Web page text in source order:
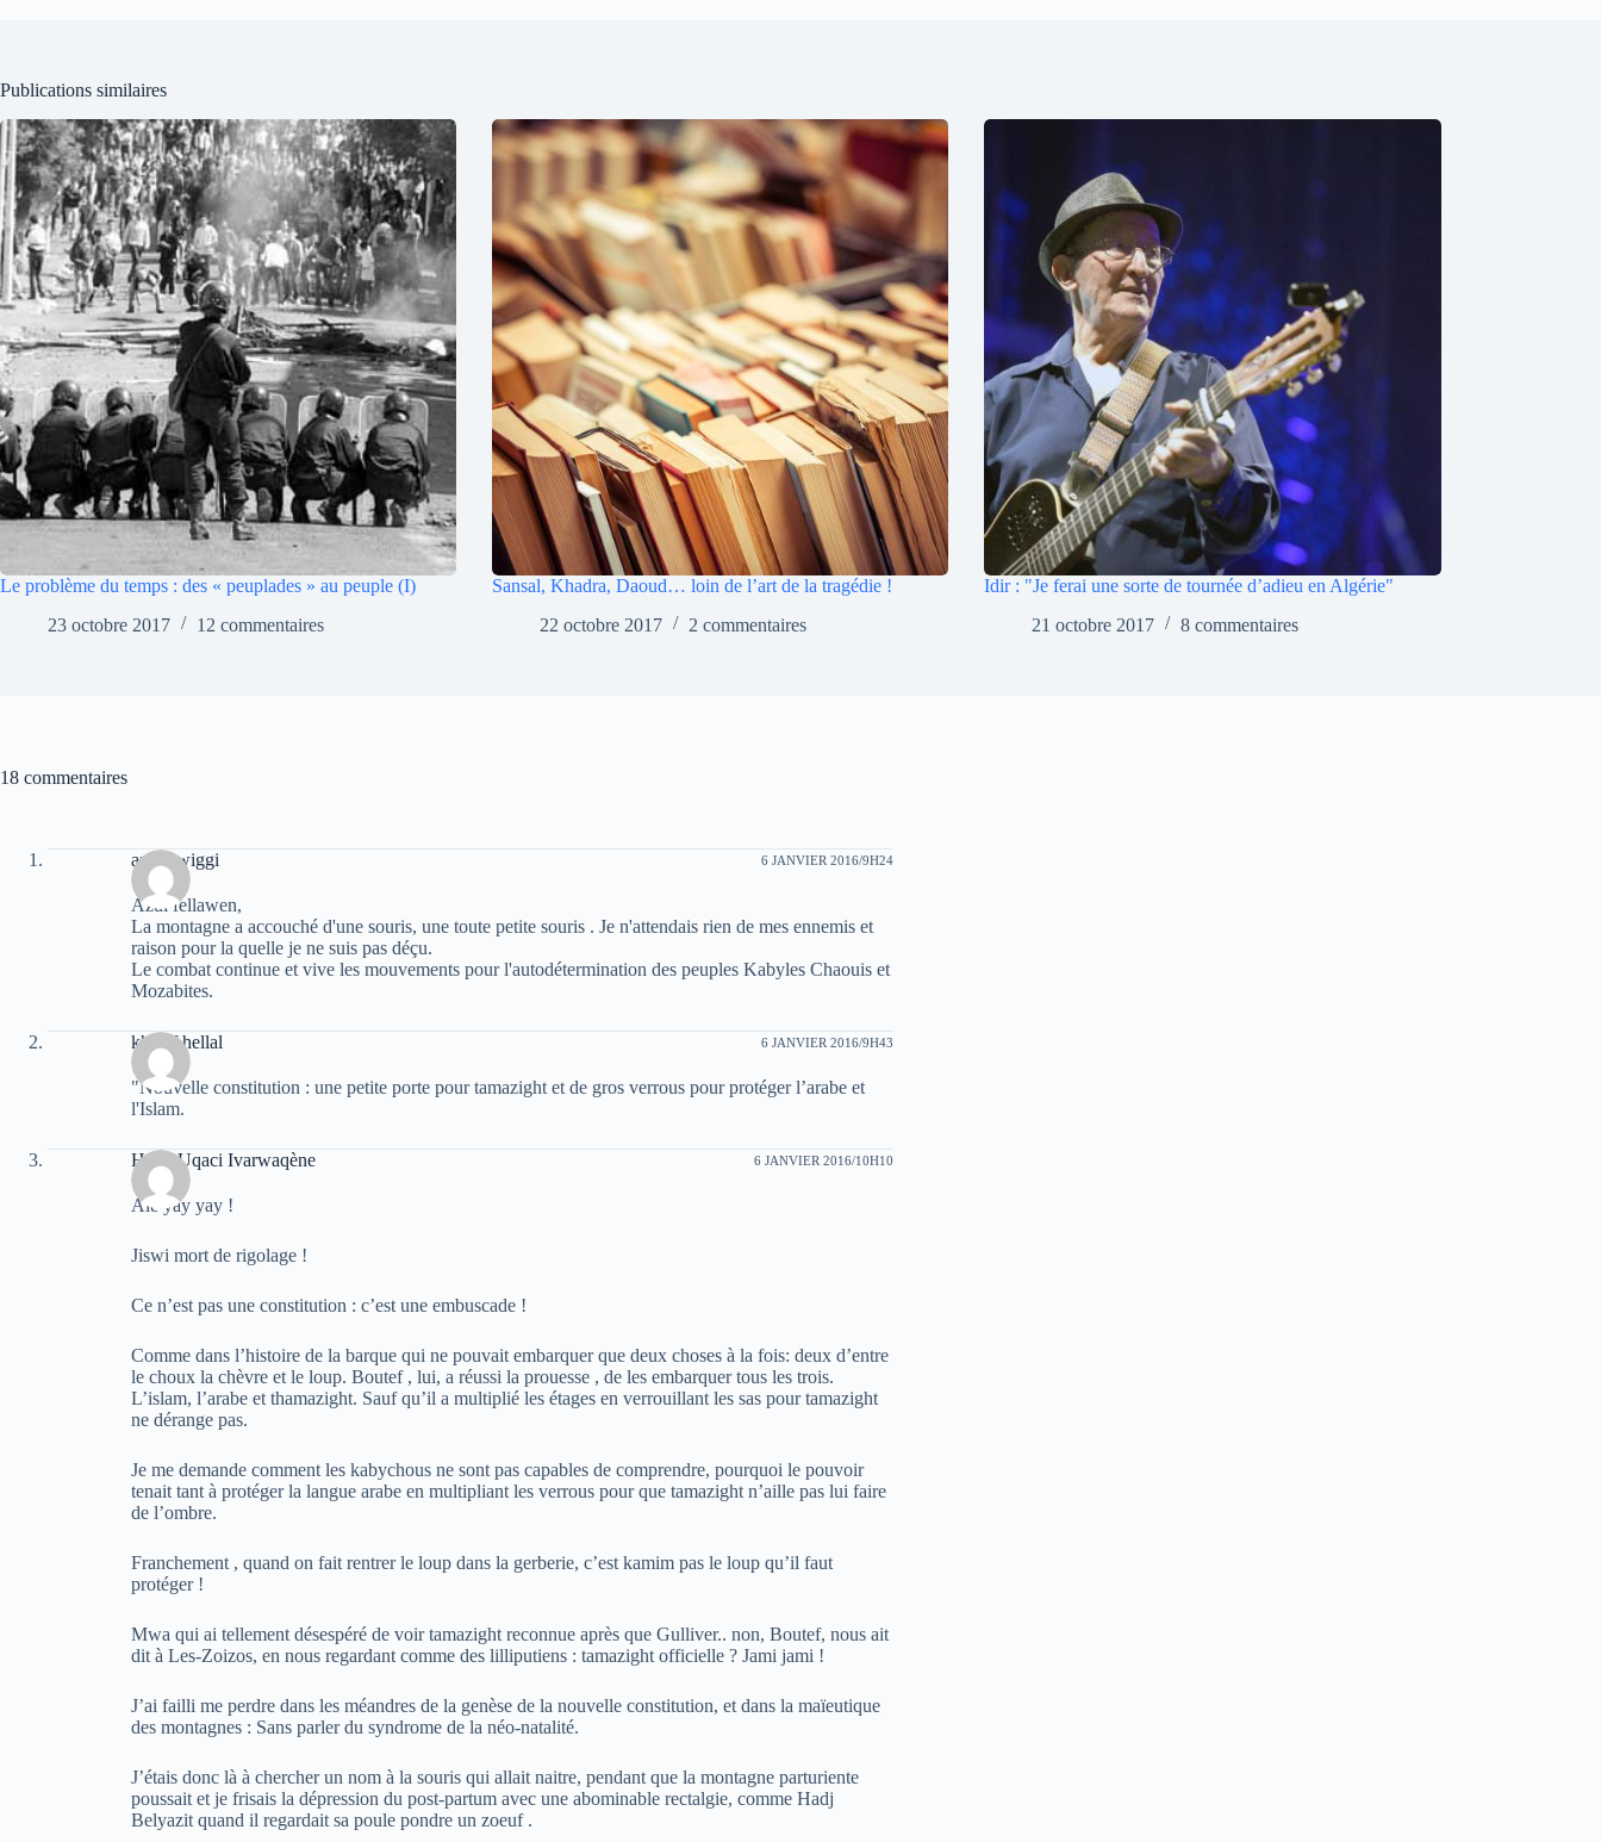
Publications similaires
Le problème du temps : des « peuplades » au peuple (I)
23 octobre 2017
12 commentaires
Sansal, Khadra, Daoud… loin de l’art de la tragédie !
22 octobre 2017
2 commentaires
Idir : "Je ferai une sorte de tournée d’adieu en Algérie"
21 octobre 2017
8 commentaires
18 commentaires
anwa wiggi 6 JANVIER 2016/9H24
Azul fellawen,
La montagne a accouché d'une souris, une toute petite souris . Je n'attendais rien de mes ennemis et
raison pour la quelle je ne suis pas déçu.
Le combat continue et vive les mouvements pour l'autodétermination des peuples Kabyles Chaouis et
Mozabites.
khelaf hellal 6 JANVIER 2016/9H43
"Nouvelle constitution : une petite porte pour tamazight et de gros verrous pour protéger l’arabe et
l'Islam.
Hend Uqaci Ivarwaqène 6 JANVIER 2016/10H10
Aie yay yay !
Jiswi mort de rigolage !
Ce n’est pas une constitution : c’est une embuscade !
Comme dans l’histoire de la barque qui ne pouvait embarquer que deux choses à la fois: deux d’entre
le choux la chèvre et le loup. Boutef , lui, a réussi la prouesse , de les embarquer tous les trois.
L’islam, l’arabe et thamazight. Sauf qu’il a multiplié les étages en verrouillant les sas pour tamazight
ne dérange pas.
Je me demande comment les kabychous ne sont pas capables de comprendre, pourquoi le pouvoir
tenait tant à protéger la langue arabe en multipliant les verrous pour que tamazight n’aille pas lui faire
de l’ombre.
Franchement , quand on fait rentrer le loup dans la gerberie, c’est kamim pas le loup qu’il faut
protéger !
Mwa qui ai tellement désespéré de voir tamazight reconnue après que Gulliver.. non, Boutef, nous ait
dit à Les-Zoizos, en nous regardant comme des lilliputiens : tamazight officielle ? Jami jami !
J’ai failli me perdre dans les méandres de la genèse de la nouvelle constitution, et dans la maïeutique
des montagnes : Sans parler du syndrome de la néo-natalité.
J’étais donc là à chercher un nom à la souris qui allait naitre, pendant que la montagne parturiente
poussait et je frisais la dépression du post-partum avec une abominable rectalgie, comme Hadj
Belyazit quand il regardait sa poule pondre un zoeuf .